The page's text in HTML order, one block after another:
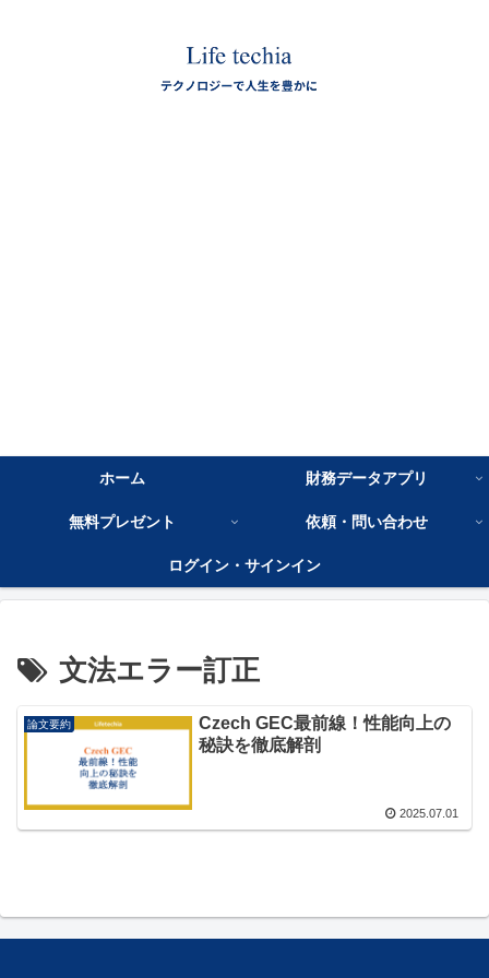
ホーム 財務データアプリ
無料プレゼント 依頼・問い合わせ
ログイン・サインイン
文法エラー訂正
論文要約
Czech GEC最前線！性能向上の
秘訣を徹底解剖
2025.07.01